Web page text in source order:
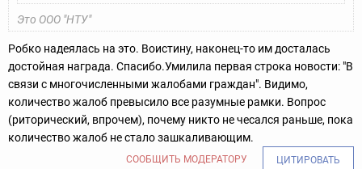
Это ООО "НТУ"
Робко надеялась на это. Воистину, наконец-то им досталась
достойная награда. Спасибо.Умилила первая строка новости: "В
связи с многочисленными жалобами граждан". Видимо,
количество жалоб превысило все разумные рамки. Вопрос
(риторический, впрочем), почему никто не чесался раньше, пока
количество жалоб не стало зашкаливающим.
СООБЩИТЬ МОДЕРАТОРУ ЦИТИРОВАТЬ